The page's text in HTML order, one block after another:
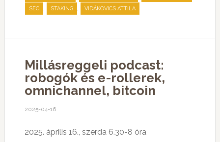
SEC , STAKING , VIDÁKOVICS ATTILA
Millásreggeli podcast:
robogók és e-rollerek,
omnichannel, bitcoin
2025-04-16
2025. április 16., szerda 6.30-8 óra